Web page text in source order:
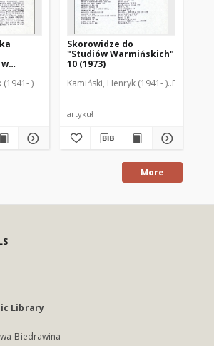
(1941- )
Skorowidze do
"Studiów Warmińskich"
10 (1973)
Kamiński, Henryk (1941- )
artykuł
More
Library
Biedrawina